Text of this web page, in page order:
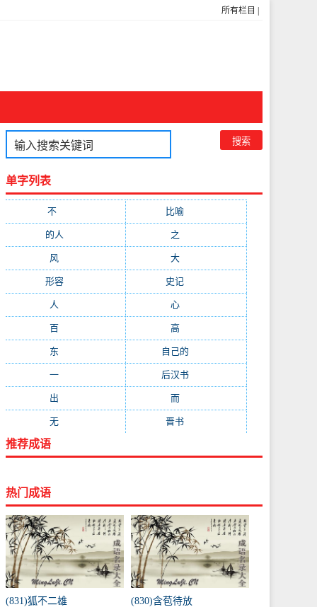
所有栏目
单字列表
不(1048) 比喻
的人 之
风 大(292)
形容(281) 史记
人 心(200)
百 高(190)
东 自己的
一 后汉书(177)
出 而(164)
无 晋书
推荐成语
热门成语
(831)狐不二雄 (830)含苞待放